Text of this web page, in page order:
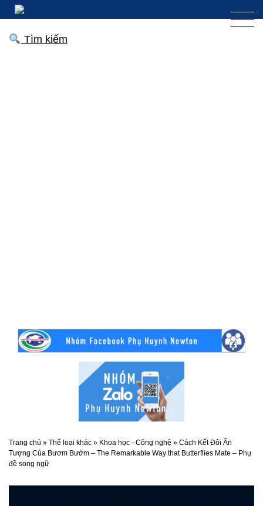
Tìm kiếm
Trang chủ » Thể loại khác » Khoa học - Công nghệ » Cách Kết Đôi Ấn
Tượng Của Bươm Bướm – The Remarkable Way that Butterflies Mate – Phụ
đề song ngữ